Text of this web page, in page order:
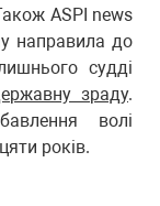
ASPI news
направила до
судді
зраду.
волі
років.